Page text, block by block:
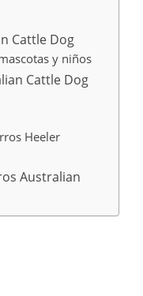
Cattle Dog
y niños
Cattle Dog
Heeler
Australian